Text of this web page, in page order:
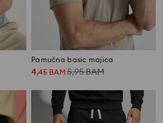
Pamučna basic majica
4,45 BAM 5,95BAM